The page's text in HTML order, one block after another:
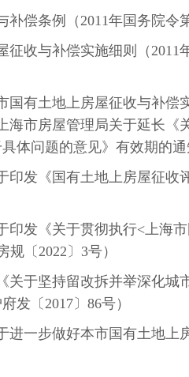
补偿条例（2011年国务院令
征收与补偿实施细则（2011
国有土地上房屋征收与补偿
海市房屋管理局关于延长《
体问题的意见》有效期的
印发《国有土地上房屋征收
印发《关于贯彻执行<上海
规〔 2022 〕 3号）
关于坚持留改拆并举深化城
发〔2017〕 86号）
进一步做好本市国有土地上